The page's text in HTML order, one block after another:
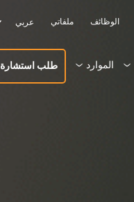
الوظائف ملفاتي
الموارد طلب استشارة